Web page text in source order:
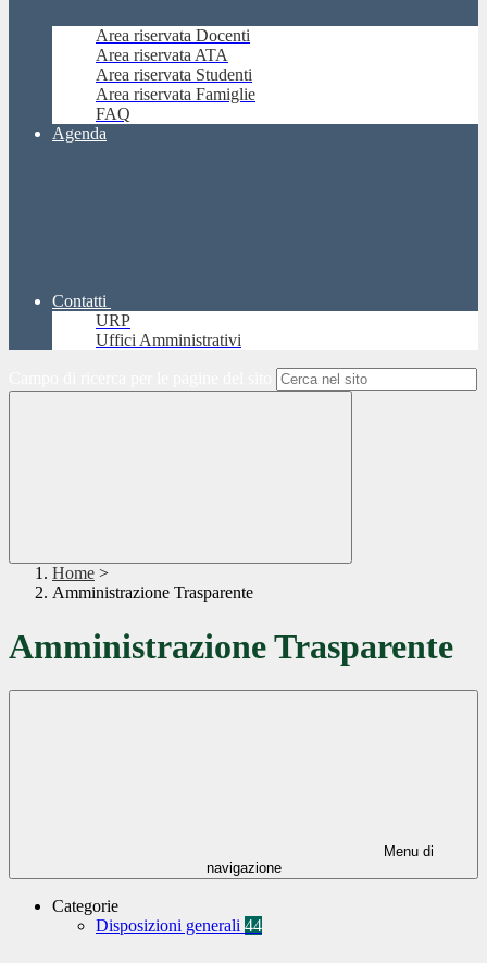
Area riservata Docenti
Area riservata ATA
Area riservata Studenti
Area riservata Famiglie
FAQ
Agenda
Contatti
URP
Uffici Amministrativi
Home >
Amministrazione Trasparente
Amministrazione Trasparente
Menu di
navigazione
Categorie
Disposizioni generali 44